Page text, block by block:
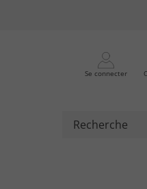
Se connecter